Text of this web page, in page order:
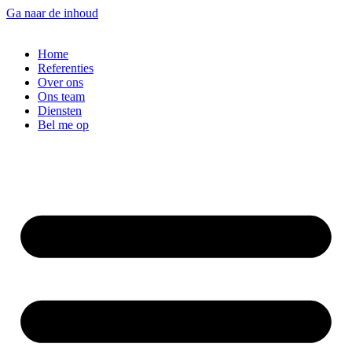
Ga naar de inhoud
Home
Referenties
Over ons
Ons team
Diensten
Bel me op